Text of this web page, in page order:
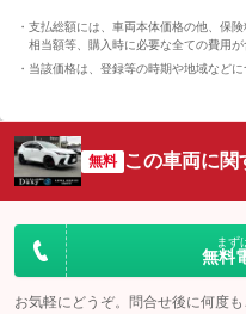
支払総額には、車両本体価格の他、保
相当額等、購入時に必要な全ての費用が
当該価格は、登録等の時期や地域など
無料 この車両に関
まず
無料
お気軽にどうぞ。問合せ後に何度